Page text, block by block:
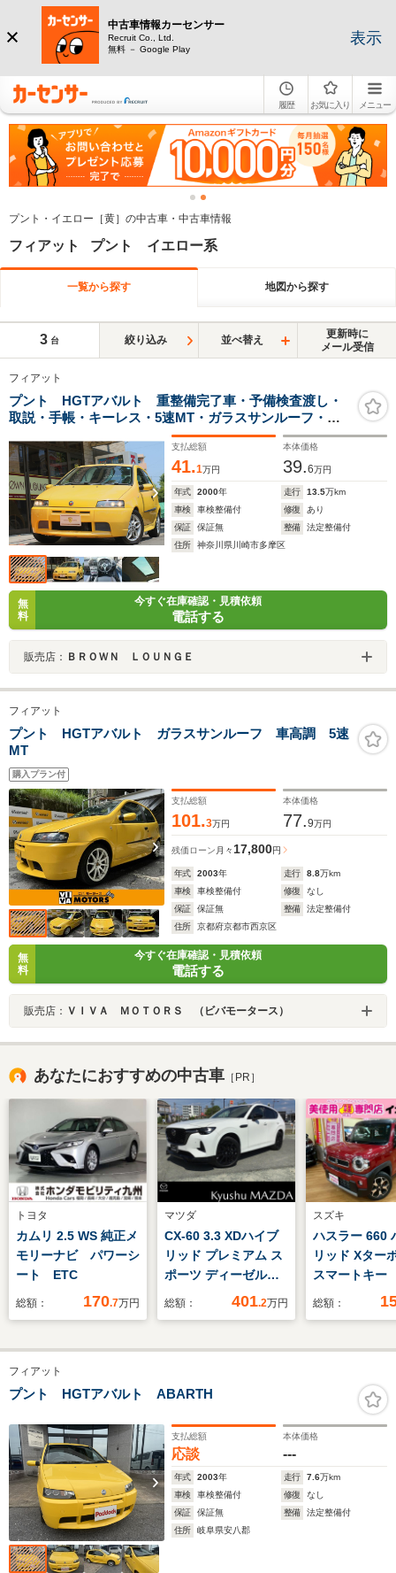
中古車情報カーセンサー
Recruit Co., Ltd.
無料 － Google Play
表示
履歴 お気に入り メニュー
プント・イエロー［黄］の中古車・中古車情報
フィアット プント イエロー系
一覧から探す 地図から探す
3 台 絞り込み 並べ替え
更新時に
メール受信
フィアット
プント HGTアバルト 重整備完了車・予備検査渡し・
取説・手帳・キーレス・5速MT・ガラスサンルーフ・油
圧・水温・電圧計・ドラレコ・ETC・キーレス・シティ
ーモード・内外装痛ダメージ有・機関完動・
支払総額
41.1万円
本体価格
39.6万円
年式 2000年 走行 13.5万km
車検
車検整備付 修復
あり
保証
保証無 整備
法定整備付
住所
神奈川県川崎市多摩区
無
料
今すぐ在庫確認・見積依頼
電話する
販売店： ＢＲＯＷＮ ＬＯＵＮＧＥ
フィアット
プント HGTアバルト ガラスサンルーフ 車高調 5速
MT
購入プラン付
支払総額
101.3万円
本体価格
77.9万円
残価ローン 月々17,800円
年式 2003年 走行 8.8万km
車検
車検整備付 修復
なし
保証
保証無 整備
法定整備付
住所
京都府京都市西京区
無
料
今すぐ在庫確認・見積依頼
電話する
販売店： ＶＩＶＡ ＭＯＴＯＲＳ （ビバモータース）
あなたにおすすめの中古車 ［PR］
トヨタ
カムリ 2.5 WS 純正メ
モリーナビ パワーシ
ート ETC
総額： 170.7万円
マツダ
CX-60 3.3 XDハイブ
リッド プレミアム ス
ポーツ ディーゼルタ
ーボ 4WD 大型サンル
ン ナビ ETC 全土
総額： 401.2万円
スズキ
ハスラー 660
リッド Xター
スマートキ
カーミラー
総額：
フィアット
プント HGTアバルト ABARTH
支払総額
応談
本体価格
---
年式 2003年 走行 7.6万km
車検
車検整備付 修復
なし
保証
保証無 整備
法定整備付
住所
岐阜県安八郡